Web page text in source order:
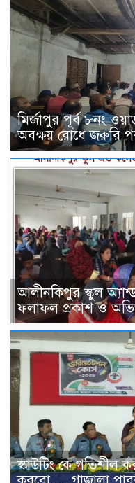
মির্জাপুর পূর্ব ৮নং
অবক্ষয় রোধে জরুরি
আলীনকিপুর স্কুল
ফলাফল প্রকাশ ও
স্কাউটিং কে গতিশীল